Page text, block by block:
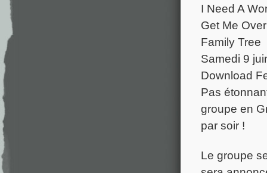
I Need A
Get Me
Family Tree
Samedi 9
Download
Pas
groupe en
par soir !
Le groupe